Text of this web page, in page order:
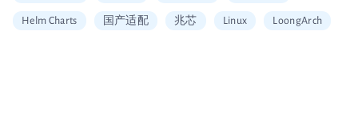
Helm Charts 国产适配 兆芯 Linux LoongArch